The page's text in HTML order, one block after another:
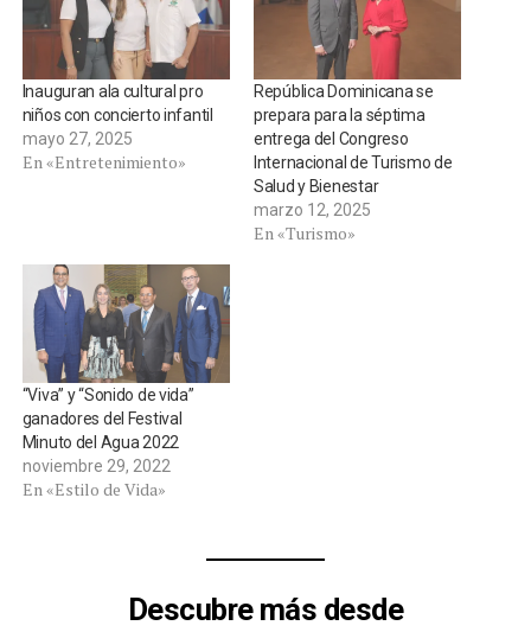
Inauguran ala cultural pro
niños con concierto infantil
mayo 27, 2025
En «Entretenimiento»
República Dominicana se
prepara para la séptima
entrega del Congreso
Internacional de Turismo de
Salud y Bienestar
marzo 12, 2025
En «Turismo»
“Viva” y “Sonido de vida”
ganadores del Festival
Minuto del Agua 2022
noviembre 29, 2022
En «Estilo de Vida»
Descubre más desde